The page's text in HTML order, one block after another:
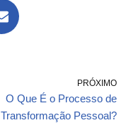
PRÓXIMO
O Que É o Processo de
Transformação Pessoal?